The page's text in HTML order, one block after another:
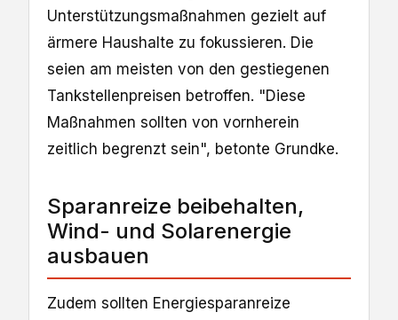
Unterstützungsmaßnahmen gezielt auf
ärmere Haushalte zu fokussieren. Die
seien am meisten von den gestiegenen
Tankstellenpreisen betroffen. "Diese
Maßnahmen sollten von vornherein
zeitlich begrenzt sein", betonte Grundke.
Sparanreize beibehalten,
Wind- und Solarenergie
ausbauen
Zudem sollten Energiesparanreize